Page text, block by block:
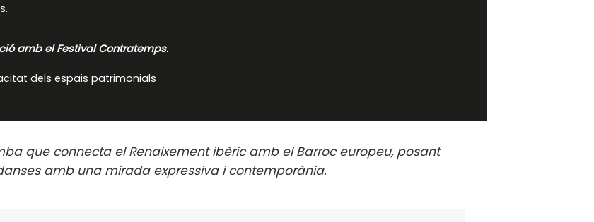
amb el Festival Contratemps.
dels espais patrimonials
que connecta el Renaixement ibèric amb el Barroc europeu, posant
amb una mirada expressiva i contemporània.